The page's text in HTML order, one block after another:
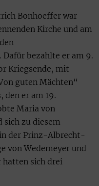
Bonhoeffer war
Kirche und am
bezahlte er am 9.
Kriegsende, mit
guten Mächten“
den er am 19.
Maria von
sich zu diesem
der Prinz-Albrecht-
von Wedemeyer und
hatten sich drei